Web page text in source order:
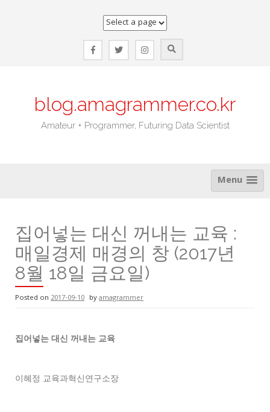
blog.amagrammer.co.kr
Amateur + Programmer, Futuring Data Scientist
Menu
집어넣는 대신 꺼내는 교육 :
매일경제 매경의 창 (2017년
8월 18일 금요일)
Posted on 2017-09-10 byamagrammer
집어넣는 대신 꺼내는 교육
이혜정 교육과혁신연구소장